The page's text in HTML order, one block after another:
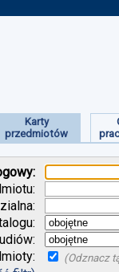
Karty
przedmiotów
(Odznacz